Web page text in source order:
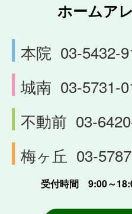
ホームア
本院 03-5432-
城南 03-5731-
不動前 03-
梅ヶ丘 03-
受付時間 9:00～